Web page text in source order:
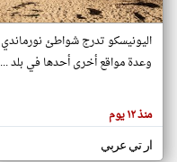
هنا عن
وجهة
كاتبيها.
اليونيسكو تدرج شواطئ نورماندي
وعدة مواقع أخرى أحدها في بلد ...
منذ ١٢ يوم
ار تي عربي